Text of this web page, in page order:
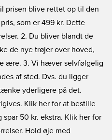
prisen blive rettet op til den
som er 499 kr. Dette
2. Du bliver blandt de
de nye trøjer over hoved,
ære. 3. Vi hæver selvfølgelig
af sted. Dvs. du ligger
yderligere på det.
Klik her for at bestille
50 kr. ekstra. Klik her for
Hold øje med